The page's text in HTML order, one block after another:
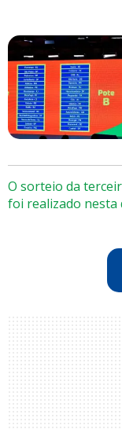
O sorteio da
foi realizado nesta